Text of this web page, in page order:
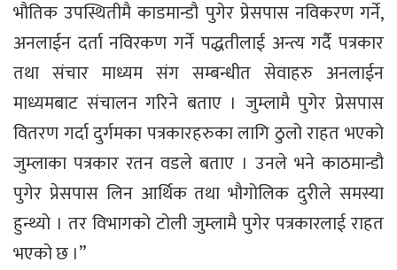
भौतिक उपस्थितीमै काडमान्डौ पुगेर प्रेसपास नविकरण गर्ने,
अनलाईन दर्ता नविरकण गर्ने पद्धतीलाई अन्त्य गर्दै पत्रकार
तथा संचार माध्यम संग सम्बन्धीत सेवाहरु अनलाईन
माध्यमबाट संचालन गरिने बताए । जुम्लामै पुगेर प्रेसपास
वितरण गर्दा दुर्गमका पत्रकारहरुका लागि ठुलो राहत भएको
जुम्लाका पत्रकार रतन वडले बताए । उनले भने काठमान्डौ
पुगेर प्रेसपास लिन आर्थिक तथा भौगोलिक दुरीले समस्या
हुन्थ्यो । तर विभागको टोली जुम्लामै पुगेर पत्रकारलाई राहत
भएको छ ।”